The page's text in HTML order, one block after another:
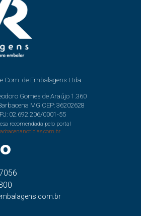
Com. de Embalagens Ltda
Gomes de Araújo 1.360
MG CEP: 36202628
02.692.206/0001-55
recomendada pelo portal